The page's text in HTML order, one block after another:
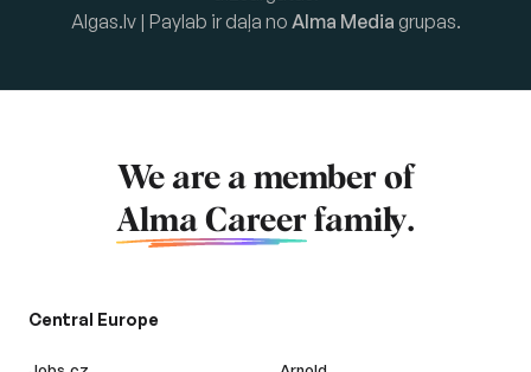
Algas.lv | Paylab ir daļa no Alma Media grupas.
We are a member of
Alma Career family.
Central Europe